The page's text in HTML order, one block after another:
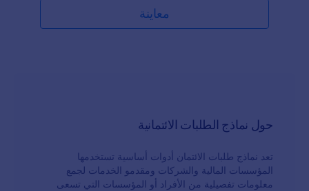
الصغيرة مجاني.
معاينة
حول نماذج الطلبات الائتمانية
تعد نماذج طلبات الائتمان أدوات أساسية تستخدمها
المؤسسات المالية والشركات ومقدمو الخدمات لجمع
معلومات تفصيلية من الأفراد أو المؤسسات التي تسعى